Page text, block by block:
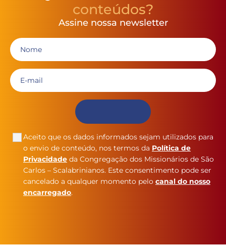
conteúdos?
Assine nossa newsletter
Aceito que os dados informados sejam utilizados para
o envio de conteúdo, nos termos da Política de
Privacidade da Congregação dos Missionários de São
Carlos – Scalabrinianos. Este consentimento pode ser
cancelado a qualquer momento pelo canal do nosso
encarregado.